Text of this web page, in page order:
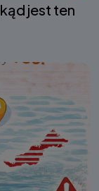
jest ten